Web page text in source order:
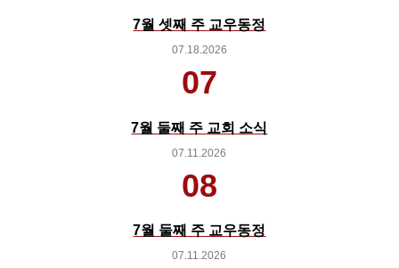
7월 셋째 주 교우동정
07.18.2026
07
7월 둘째 주 교회 소식
07.11.2026
08
7월 둘째 주 교우동정
07.11.2026